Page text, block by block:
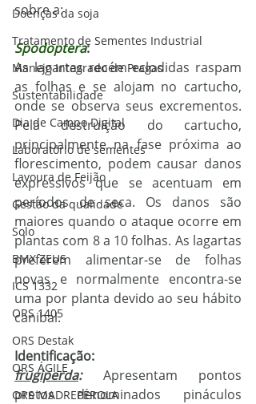
Doenças da soja
Tratamento de Sementes Industrial
Manejo Integrado de Pragas
Sustentabilidade
Dia de Campo Digital
Laboratório de sementes
Lavoura de Feijão
Gestão da qualidade
Solo
BMX ZEUS
ICS 1332
ORS 1405
ORS Destak
ORS ÁGILE
ORS MADREPÉROLA
sobre a:
Spodoptera:
As lagartas recém eclodidas raspam
as folhas e se alojam no cartucho,
onde se observa seus excrementos.
Pela destruição do cartucho,
principalmente na fase próxima ao
florescimento, podem causar danos
expressivos que se acentuam em
períodos de seca. Os danos são
maiores quando o ataque ocorre em
plantas com 8 a 10 folhas. As lagartas
preferem alimentar-se de folhas
novas e normalmente encontra-se
uma por planta devido ao seu hábito
canibal.
Identificação:
frugiperda: Apresentam pontos
pretos denominados pináculos